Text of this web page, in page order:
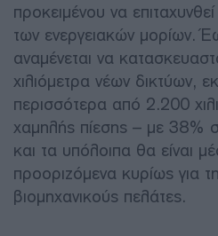
προκειμένου να
των ενεργειακών μορίων.
αναμένεται να
χιλιόμετρα νέων δικτύων,
περισσότερα από 2.200
χαμηλής πίεσης – με 38%
και τα υπόλοιπα θα είναι
προοριζόμενα κυρίως για
βιομηχανικούς πελάτες.